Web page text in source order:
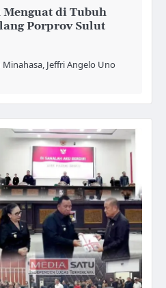
di Tubuh
Porprov Sulut
Minahasa, Jeffri Angelo Uno